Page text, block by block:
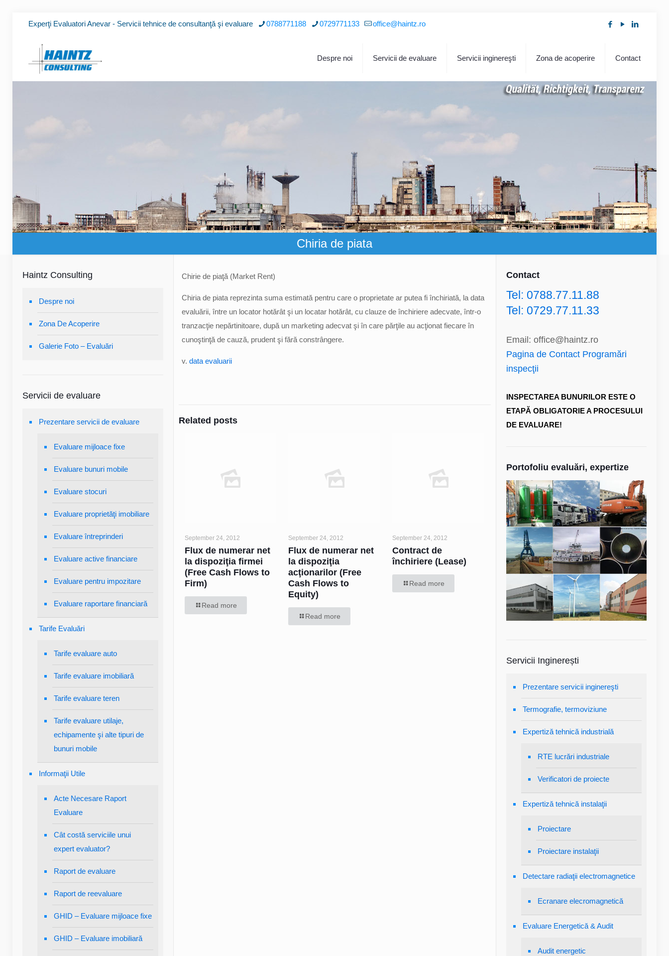
Experţi Evaluatori Anevar - Servicii tehnice de consultanţă şi evaluare 0788771188 0729771133 office@haintz.ro
Despre noi Servicii de evaluare Servicii inginereşti Zona de acoperire Contact
Chiria de piata
Chirie de piaţă (Market Rent)
Chiria de piata reprezinta suma estimată pentru care o proprietate ar putea fi închiriată, la data
evaluării, între un locator hotărât şi un locatar hotărât, cu clauze de închiriere adecvate, într-o
tranzacţie nepărtinitoare, după un marketing adecvat şi în care părţile au acţionat fiecare în
cunoştinţă de cauză, prudent şi fără constrângere.
v. data evaluarii
Related posts
September 24, 2012
Flux de numerar net
la dispoziţia firmei
(Free Cash Flows to
Firm)
Read more
September 24, 2012
Flux de numerar net
la dispoziţia
acţionarilor (Free
Cash Flows to
Equity)
Read more
September 24, 2012
Contract de
închiriere (Lease)
Read more
Haintz Consulting
Despre noi
Zona De Acoperire
Galerie Foto – Evaluări
Servicii de evaluare
Prezentare servicii de evaluare
Evaluare mijloace fixe
Evaluare bunuri mobile
Evaluare stocuri
Evaluare proprietăţi imobiliare
Evaluare întreprinderi
Evaluare active financiare
Evaluare pentru impozitare
Evaluare raportare financiară
Tarife Evaluări
Tarife evaluare auto
Tarife evaluare imobiliară
Tarife evaluare teren
Tarife evaluare utilaje,
echipamente şi alte tipuri de
bunuri mobile
Informaţii Utile
Acte Necesare Raport
Evaluare
Cât costă serviciile unui
expert evaluator?
Raport de evaluare
Raport de reevaluare
GHID – Evaluare mijloace fixe
GHID – Evaluare imobiliară
Contact
Tel: 0788.77.11.88
Tel: 0729.77.11.33
Email: office@haintz.ro
Pagina de Contact Programări
inspecţii
INSPECTAREA BUNURILOR ESTE O
ETAPĂ OBLIGATORIE A PROCESULUI
DE EVALUARE!
Portofoliu evaluări, expertize
Servicii Inginerești
Prezentare servicii inginereşti
Termografie, termoviziune
Expertiză tehnică industrială
RTE lucrări industriale
Verificatori de proiecte
Expertiză tehnică instalaţii
Proiectare
Proiectare instalaţii
Detectare radiaţii electromagnetice
Ecranare elecromagnetică
Evaluare Energetică & Audit
Audit energetic